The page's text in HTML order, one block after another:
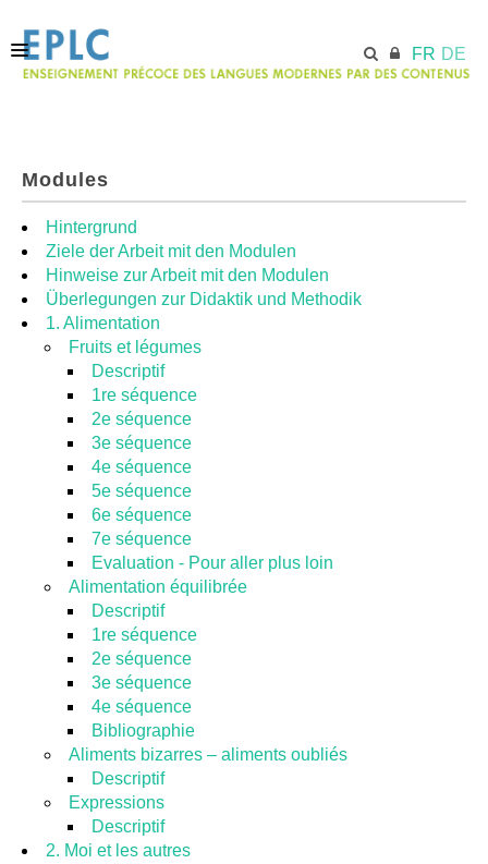
FR DE
MODULES
RESSOURCES
Modules
Hintergrund
Ziele der Arbeit mit den Modulen
Hinweise zur Arbeit mit den Modulen
Überlegungen zur Didaktik und Methodik
1. Alimentation
Fruits et légumes
Descriptif
1re séquence
2e séquence
3e séquence
4e séquence
5e séquence
6e séquence
7e séquence
Evaluation - Pour aller plus loin
Alimentation équilibrée
Descriptif
1re séquence
2e séquence
3e séquence
4e séquence
Bibliographie
Aliments bizarres – aliments oubliés
Descriptif
Expressions
Descriptif
2. Moi et les autres